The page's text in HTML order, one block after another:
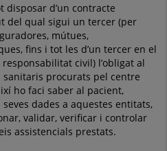
disposar d’un contracte
del qual sigui un tercer (per
mútues,
fins i tot les d’un tercer en el
responsabilitat civil) l’obligat al
sanitaris procurats pel centre
ho faci saber al pacient,
dades a aquestes entitats,
validar, verificar i controlar
assistencials prestats.